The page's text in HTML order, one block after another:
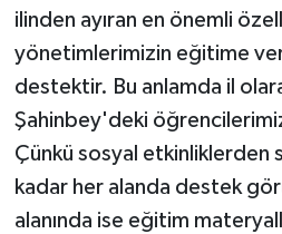
ilinden ayıran en önemli
yönetimlerimizin eğitime
destektir. Bu anlamda il
Şahinbey'deki
Çünkü sosyal etkinliklerden
kadar her alanda destek
alanında ise eğitim